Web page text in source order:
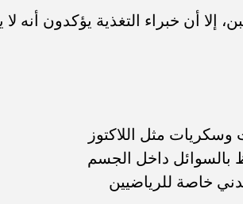
إلا أن خبراء التغذية يؤكدون
وسكريات مثل اللاكتوز
بالسوائل داخل الجسم
خاصة للرياضيين